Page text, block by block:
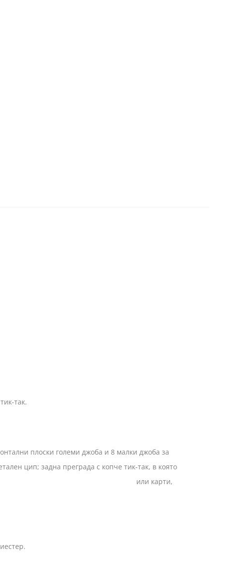
так.
плоски големи джоба и 8 малки джоба за
цип; задна преграда с копче тик-так, в която
за визитки или карти,